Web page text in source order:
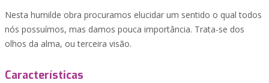
Nesta humilde obra procuramos elucidar um sentido o qual todos
nós possuímos, mas damos pouca importância. Trata-se dos
olhos da alma, ou terceira visão.
Características